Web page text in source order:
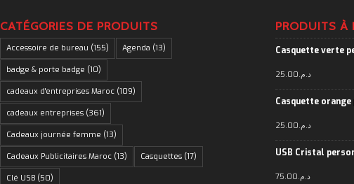
CATÉGORIES DE PRODUITS
Accessoire de bureau (155) Agenda (13)
badge & porte badge (10)
cadeaux d'entreprises Maroc (109)
cadeaux entreprises (361)
Cadeaux journée femme (13)
Cadeaux Publicitaires Maroc (13) Casquettes (17)
Clé USB (50)
PRODUITS À
Casquette verte
د.م.25.00
Casquette orange
د.م.25.00
USB Cristal
د.م.75.00